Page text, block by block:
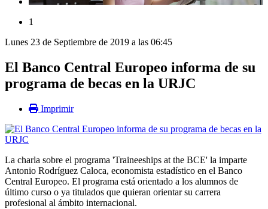
1
Lunes 23 de Septiembre de 2019 a las 06:45
El Banco Central Europeo informa de su
programa de becas en la URJC
Imprimir
La charla sobre el programa 'Traineeships at the BCE' la imparte
Antonio Rodríguez Caloca, economista estadístico en el Banco
Central Europeo. El programa está orientado a los alumnos de
último curso o ya titulados que quieran orientar su carrera
profesional al ámbito internacional.